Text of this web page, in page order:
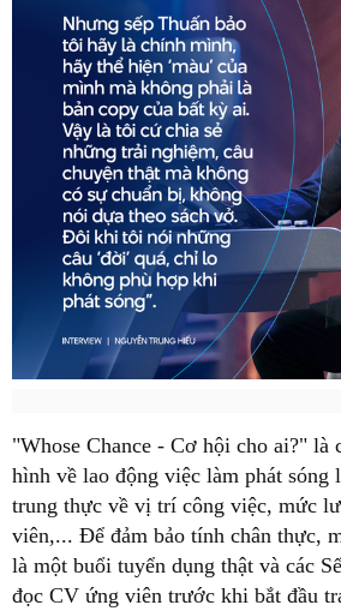
"Whose Chance - Cơ hội cho ai?" là
hình về lao động việc làm phát sóng
trung thực về vị trí công việc, mức
viên,... Để đảm bảo tính chân thực,
là một buổi tuyển dụng thật và các
đọc CV ứng viên trước khi bắt đầu